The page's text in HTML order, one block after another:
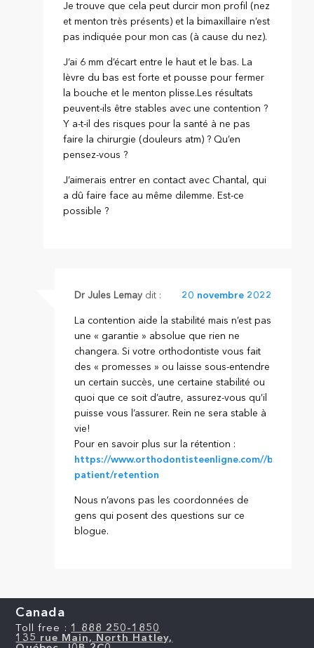
Je trouve que cela peut durcir mon profil (nez
et menton très présents) et la bimaxillaire n’est
pas indiquée pour mon cas (à cause du nez).
J’ai 6 mm d’écart entre le haut et le bas. La
lèvre du bas est forte et pousse pour fermer
la bouche et le menton plisse.Les résultats
peuvent-ils être stables avec une contention ?
Y a-t-il des risques pour la santé à ne pas
faire la chirurgie (douleurs atm) ? Qu’en
pensez-vous ?
J’aimerais entrer en contact avec Chantal, qui
a dû faire face au même dilemme. Est-ce
possible ?
Dr Jules Lemay dit : 20 novembre 2022
La contention aide la stabilité mais n’est pas
une « garantie » absolue que rien ne
changera. Si votre orthodontiste vous fait
des « promesses » ou laisse sous-entendre
un certain succès, une certaine stabilité ou
quoi que ce soit d’autre, assurez-vous qu’il
puisse vous l’assurer. Rein ne sera stable à
vie!
Pour en savoir plus sur la rétention :
https://www.orthodontisteenligne.com//blogue/
patient/retention
Nous n’avons pas les coordonnées de
gens qui posent des questions sur ce
blogue.
Canada
Toll free : 1 888 250-1850
135 rue Main, North Hatley,